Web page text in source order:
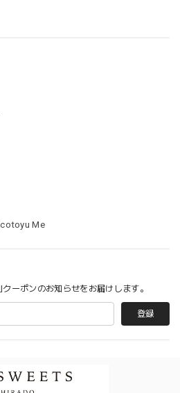
Me
ーポンのお知らせをお届けします。
登録